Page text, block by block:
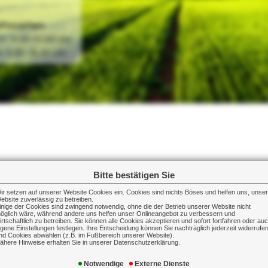
Bitte bestätigen Sie
setzen auf unserer Website Cookies ein. Cookies sind nichts Böses und helfen uns,
zuverlässig zu betreiben.
der Cookies sind zwingend notwendig, ohne die der Betrieb unserer Website nicht
wäre, während andere uns helfen unser Onlineangebot zu verbessern und
zu betreiben. Sie können alle Cookies akzeptieren und sofort fortfahren oder
Einstellungen festlegen. Ihre Entscheidung können Sie nachträglich jederzeit widerrufen
Cookies abwählen (z.B. im Fußbereich unserer Website).
Hinweise erhalten Sie in unserer Datenschutzerklärung.
Notwendige Externe Dienste
9.00-13.00 Uhr
Sie bei einer regelmäßigen
keine Gewähr übernommen werden. Die
uns, wenn Sie Unstimmigkeiten feststellen